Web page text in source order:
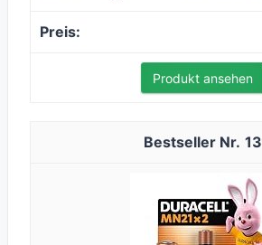
Produkt ansehen
13